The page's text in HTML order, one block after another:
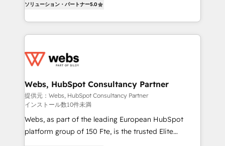
Execution • 750+ onboardings and 2,000+
implementations • Deep expertise across marketing,
to HubSpot Better. We work with your teams to
solve all your HubSpot challenges and improve user
adoption, sales process and marketing results.
the first time 🔧 Designing and optimising your
and build using HubSpot 🔌 Integrating HubSpot
with other systems 🎓 Training your teams to be
HubSpot pros 📊 Lead generation services using
HubSpot Why us? - SIX HubSpot Accreditations -
awarded by HubSpot after a rigorous process for
ソリューション・パートナー5.0
Webs, HubSpot Consultancy Partner
提供元：Webs, HubSpot Consultancy Partner
インストール数10件未満
Webs, as part of the leading European HubSpot
platform group of 150 Fte, is the trusted Elite